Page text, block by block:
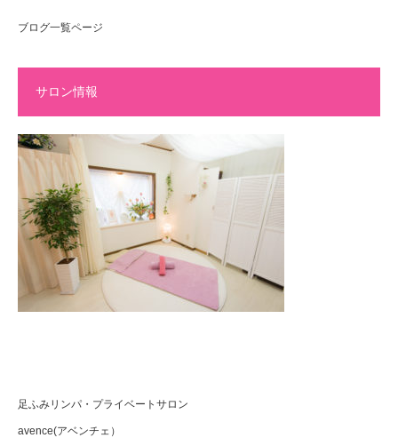
ブログ一覧ページ
サロン情報
足ふみリンパ・プライベートサロン
avence(アベンチェ）